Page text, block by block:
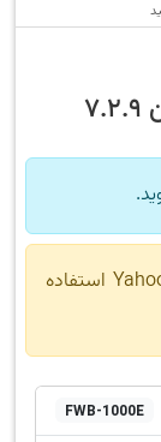
لطفا تا اطلاع ثانوی برای ثبت نام از دامنه Yahoo استفاده
FWB-1000E